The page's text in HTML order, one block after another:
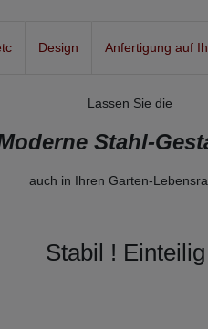
Design Anfertigung auf
Lassen Sie die
Stahl-
auch in Ihren Garten-
Stabil !